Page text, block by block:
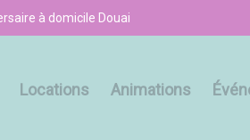
à domicile Douai
Locations Animations